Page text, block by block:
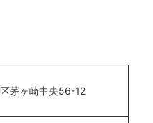
茅ヶ崎中央56-12